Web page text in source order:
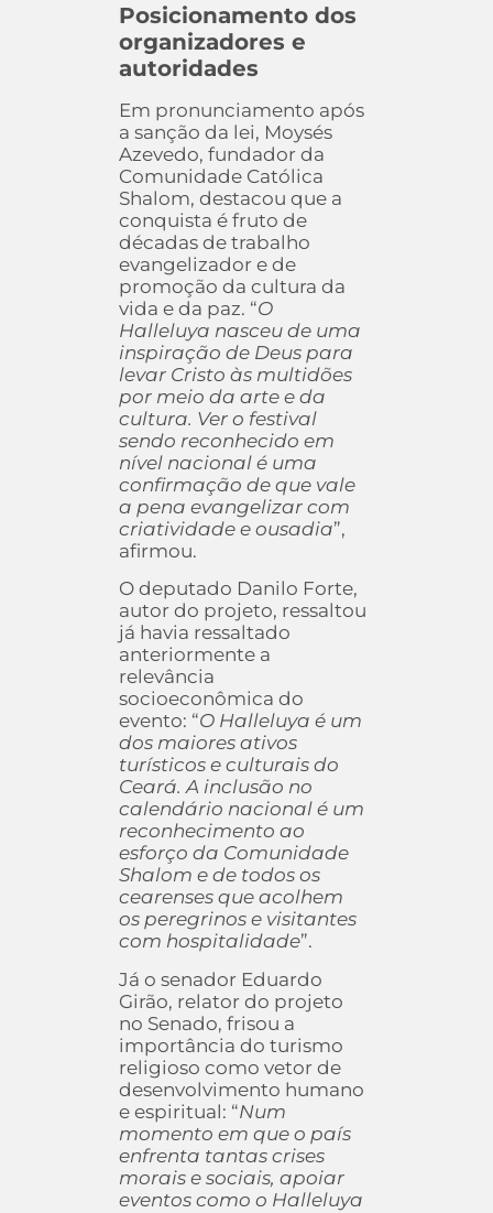
Posicionamento dos
organizadores e
autoridades
Em pronunciamento após
a sanção da lei, Moysés
Azevedo, fundador da
Comunidade Católica
Shalom, destacou que a
conquista é fruto de
décadas de trabalho
evangelizador e de
promoção da cultura da
vida e da paz. “O
Halleluya nasceu de uma
inspiração de Deus para
levar Cristo às multidões
por meio da arte e da
cultura. Ver o festival
sendo reconhecido em
nível nacional é uma
confirmação de que vale
a pena evangelizar com
criatividade e ousadia”,
afirmou.
O deputado Danilo Forte,
autor do projeto, ressaltou
já havia ressaltado
anteriormente a
relevância
socioeconômica do
evento: “O Halleluya é um
dos maiores ativos
turísticos e culturais do
Ceará. A inclusão no
calendário nacional é um
reconhecimento ao
esforço da Comunidade
Shalom e de todos os
cearenses que acolhem
os peregrinos e visitantes
com hospitalidade”.
Já o senador Eduardo
Girão, relator do projeto
no Senado, frisou a
importância do turismo
religioso como vetor de
desenvolvimento humano
e espiritual: “Num
momento em que o país
enfrenta tantas crises
morais e sociais, apoiar
eventos como o Halleluya